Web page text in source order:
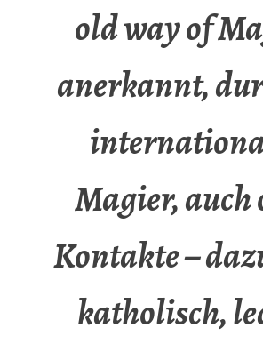
old way of
anerkannt,
Magier, auch
Kontakte –
katholisch,